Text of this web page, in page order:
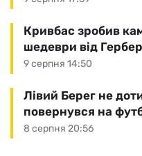
9 серпня 14:50
Кривбас зробив
шедеври від
8 серпня 20:56
Лівий Берег не
повернувся на